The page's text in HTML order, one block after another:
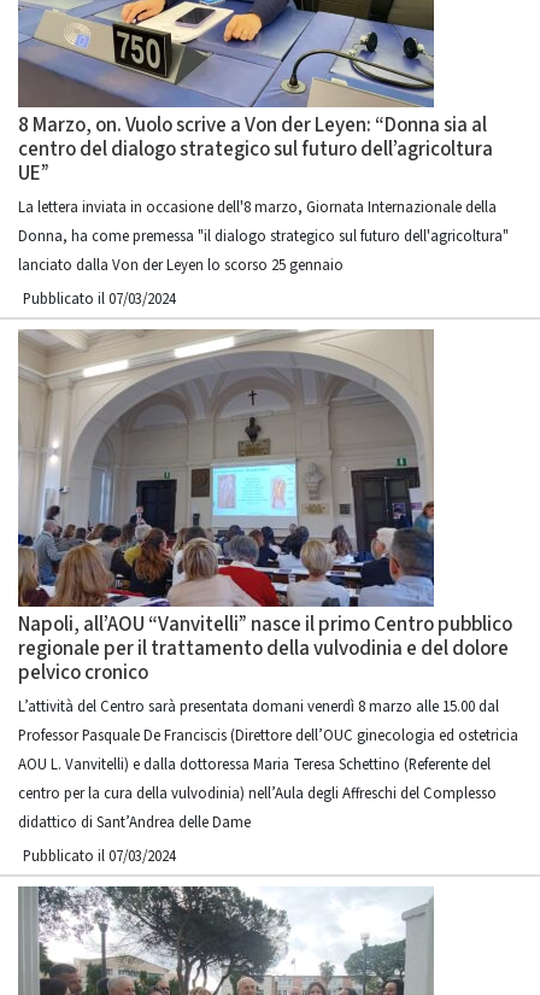
8 Marzo, on. Vuolo scrive a Von der Leyen: “Donna sia al
centro del dialogo strategico sul futuro dell’agricoltura
UE”
La lettera inviata in occasione dell'8 marzo, Giornata Internazionale della
Donna, ha come premessa "il dialogo strategico sul futuro dell'agricoltura"
lanciato dalla Von der Leyen lo scorso 25 gennaio
Pubblicato il 07/03/2024
Napoli, all’AOU “Vanvitelli” nasce il primo Centro pubblico
regionale per il trattamento della vulvodinia e del dolore
pelvico cronico
L’attività del Centro sarà presentata domani venerdì 8 marzo alle 15.00 dal
Professor Pasquale De Franciscis (Direttore dell’OUC ginecologia ed ostetricia
AOU L. Vanvitelli) e dalla dottoressa Maria Teresa Schettino (Referente del
centro per la cura della vulvodinia) nell’Aula degli Affreschi del Complesso
didattico di Sant’Andrea delle Dame
Pubblicato il 07/03/2024